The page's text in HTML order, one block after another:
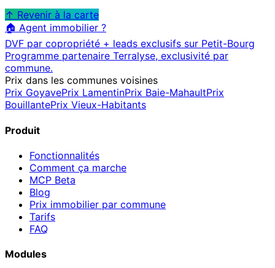
↑ Revenir à la carte
🏠 Agent immobilier ?
DVF par copropriété + leads exclusifs sur Petit-Bourg
Programme partenaire Terralyse, exclusivité par
commune.
Prix dans les communes voisines
Prix GoyavePrix LamentinPrix Baie-MahaultPrix
BouillantePrix Vieux-Habitants
Produit
Fonctionnalités
Comment ça marche
MCP Beta
Blog
Prix immobilier par commune
Tarifs
FAQ
Modules